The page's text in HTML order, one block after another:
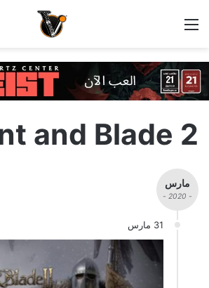
القائمة
and Blade 2
مارس
- 2020 -
31 مارس